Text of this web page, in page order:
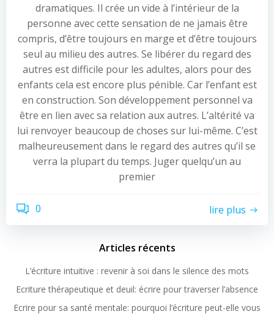
dramatiques. Il crée un vide à l’intérieur de la
personne avec cette sensation de ne jamais être
compris, d’être toujours en marge et d’être toujours
seul au milieu des autres. Se libérer du regard des
autres est difficile pour les adultes, alors pour des
enfants cela est encore plus pénible. Car l’enfant est
en construction. Son développement personnel va
être en lien avec sa relation aux autres. L’altérité va
lui renvoyer beaucoup de choses sur lui-même. C’est
malheureusement dans le regard des autres qu’il se
verra la plupart du temps. Juger quelqu’un au
premier
0 lire plus
Articles récents
L’écriture intuitive : revenir à soi dans le silence des mots
Ecriture thérapeutique et deuil: écrire pour traverser l’absence
Ecrire pour sa santé mentale: pourquoi l’écriture peut-elle vous